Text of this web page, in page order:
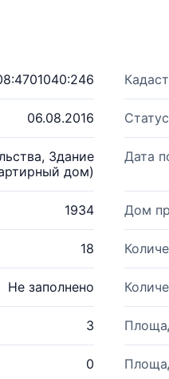
06.08.2016
Здание
дом)
Дата
1934 Дом
18
Не заполнено
3
0